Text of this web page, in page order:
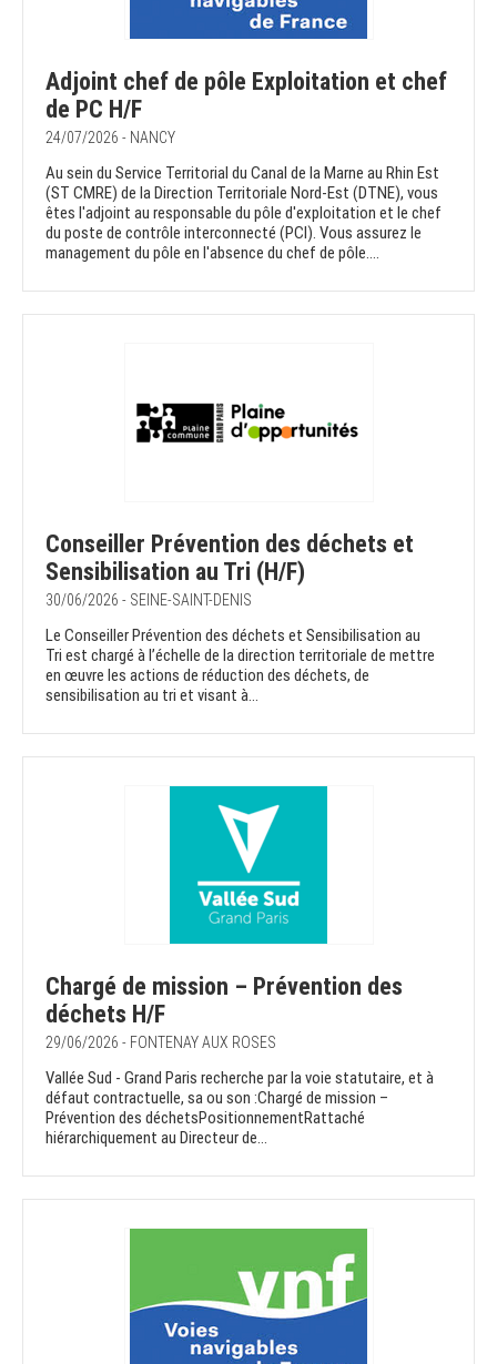
Adjoint chef de pôle Exploitation et chef
de PC H/F
24/07/2026 - NANCY
Au sein du Service Territorial du Canal de la Marne au Rhin Est
(ST CMRE) de la Direction Territoriale Nord-Est (DTNE), vous
êtes l'adjoint au responsable du pôle d'exploitation et le chef
du poste de contrôle interconnecté (PCI). Vous assurez le
management du pôle en l'absence du chef de pôle....
Conseiller Prévention des déchets et
Sensibilisation au Tri (H/F)
30/06/2026 - SEINE-SAINT-DENIS
Le Conseiller Prévention des déchets et Sensibilisation au
Tri est chargé à l’échelle de la direction territoriale de mettre
en œuvre les actions de réduction des déchets, de
sensibilisation au tri et visant à...
Chargé de mission – Prévention des
déchets H/F
29/06/2026 - FONTENAY AUX ROSES
Vallée Sud - Grand Paris recherche par la voie statutaire, et à
défaut contractuelle, sa ou son :Chargé de mission –
Prévention des déchetsPositionnementRattaché
hiérarchiquement au Directeur de...